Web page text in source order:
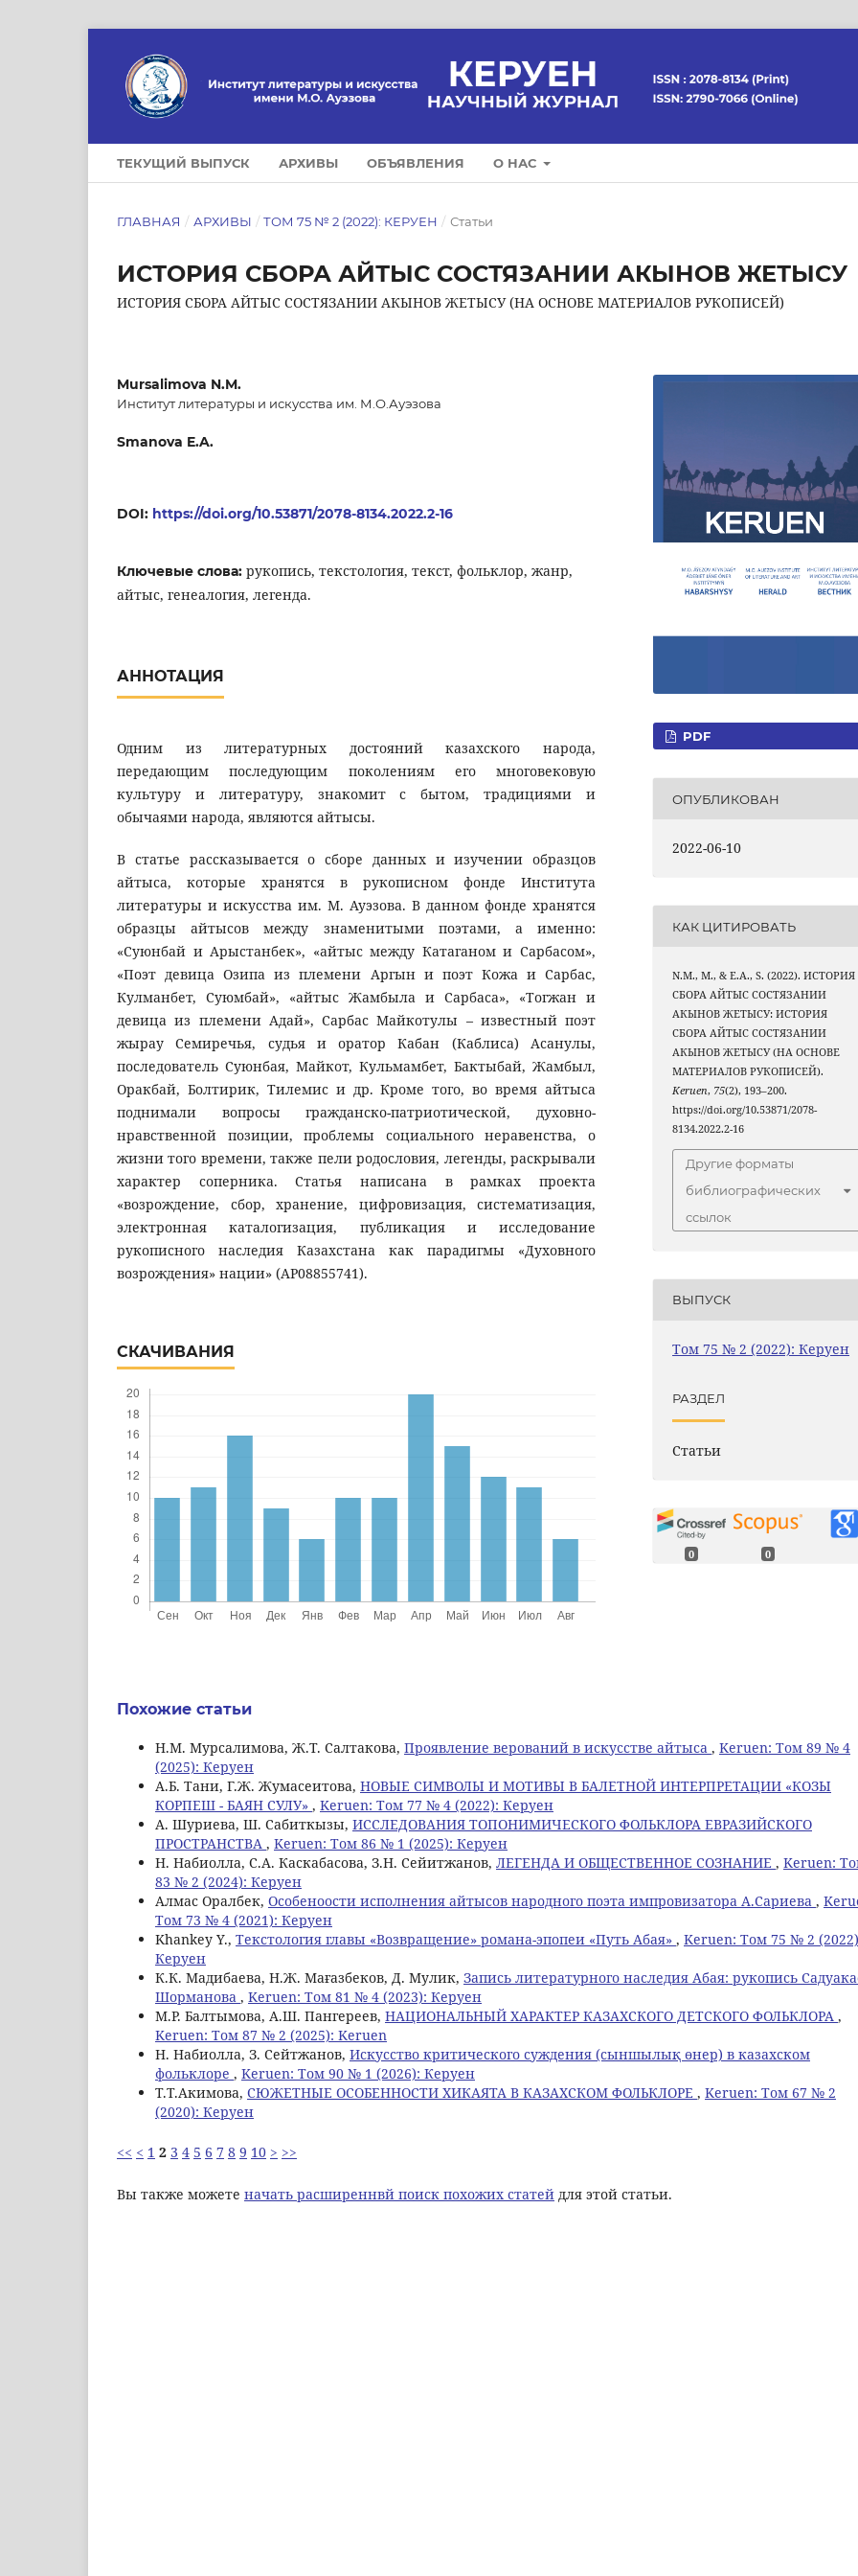
ТЕКУЩИЙ ВЫПУСК АРХИВЫ ОБЪЯВЛЕНИЯ О НАС
ГЛАВНАЯ / АРХИВЫ / ТОМ 75 № 2 (2022): КЕРУЕН / Статьи
ИСТОРИЯ СБОРА АЙТЫС СОСТЯЗАНИИ АКЫНОВ ЖЕТЫСУ
ИСТОРИЯ СБОРА АЙТЫС СОСТЯЗАНИИ АКЫНОВ ЖЕТЫСУ (НА ОСНОВЕ МАТЕРИАЛОВ РУКОПИСЕЙ)
Mursalimova N.M.
Институт литературы и искусства им. М.О.Ауэзова
Smanova E.A.
DOI: https://doi.org/10.53871/2078-8134.2022.2-16
Ключевые слова: рукопись, текстология, текст, фольклор, жанр,
айтыс, генеалогия, легенда.
АННОТАЦИЯ
Одним из литературных достояний казахского народа,
передающим последующим поколениям его многовековую
культуру и литературу, знакомит с бытом, традициями и
обычаями народа, являются айтысы.
В статье рассказывается о сборе данных и изучении образцов
айтыса, которые хранятся в рукописном фонде Института
литературы и искусства им. М. Ауэзова. В данном фонде хранятся
образцы айтысов между знаменитыми поэтами, а именно:
«Суюнбай и Арыстанбек», «айтыс между Катаганом и Сарбасом»,
«Поэт девица Озипа из племени Аргын и поэт Кожа и Сарбас,
Кулманбет, Суюмбай», «айтыс Жамбыла и Сарбаса», «Тогжан и
девица из племени Адай», Сарбас Майкотулы – известный поэт
жырау Семиречья, судья и оратор Кабан (Каблиса) Асанулы,
последователь Суюнбая, Майкот, Кульмамбет, Бактыбай, Жамбыл,
Оракбай, Болтирик, Тилемис и др. Кроме того, во время айтыса
поднимали вопросы гражданско-патриотической, духовно-
нравственной позиции, проблемы социального неравенства, о
жизни того времени, также пели родословия, легенды, раскрывали
характер соперника. Статья написана в рамках проекта
«возрождение, сбор, хранение, цифровизация, систематизация,
электронная каталогизация, публикация и исследование
рукописного наследия Казахстана как парадигмы «Духовного
возрождения» нации» (АP08855741).
СКАЧИВАНИЯ
PDF
ОПУБЛИКОВАН
2022-06-10
КАК ЦИТИРОВАТЬ
N.M., M., & E.A., S. (2022). ИСТОРИЯ
СБОРА АЙТЫС СОСТЯЗАНИИ
АКЫНОВ ЖЕТЫСУ: ИСТОРИЯ
СБОРА АЙТЫС СОСТЯЗАНИИ
АКЫНОВ ЖЕТЫСУ (НА ОСНОВЕ
МАТЕРИАЛОВ РУКОПИСЕЙ).
Keruen, 75(2), 193–200.
https://doi.org/10.53871/2078-
8134.2022.2-16
Другие форматы
библиографических
ссылок
ВЫПУСК
Том 75 № 2 (2022): Керуен
РАЗДЕЛ
Статьи
0 0
Похожие статьи
Н.М. Мурсалимова, Ж.Т. Салтакова, Проявление верований в искусстве айтыса , Keruen: Том 89 № 4
(2025): Керуен
A.Б. Tани, Г.Ж. Жумасеитова, НОВЫЕ СИМВОЛЫ И МОТИВЫ В БАЛЕТНОЙ ИНТЕРПРЕТАЦИИ «КОЗЫ
КОРПЕШ - БАЯН СУЛУ» , Keruen: Том 77 № 4 (2022): Керуен
А. Шуриева, Ш. Сабиткызы, ИССЛЕДОВАНИЯ ТОПОНИМИЧЕСКОГО ФОЛЬКЛОРА ЕВРАЗИЙСКОГО
ПРОСТРАНСТВА , Keruen: Том 86 № 1 (2025): Керуен
Н. Набиолла, C.А. Каскабасова, З.Н. Сейитжанов, ЛЕГЕНДА И ОБЩЕСТВЕННОЕ СОЗНАНИЕ , Keruen:
83 № 2 (2024): Керуен
Алмас Оралбек, Особеноости исполнения айтысов народного поэта импровизатора А.Сариева ,
Том 73 № 4 (2021): Керуен
Khankey Y., Текстология главы «Возвращение» романа-эпопеи «Путь Абая» , Keruen: Том 75 № 2
Керуен
К.К. Мадибаева, Н.Ж. Мағазбеков, Д. Мулик, Запись литературного наследия Абая: рукопись
Шорманова , Keruen: Том 81 № 4 (2023): Керуен
М.Р. Балтымова, А.Ш. Пангереев, НАЦИОНАЛЬНЫЙ ХАРАКТЕР КАЗАХСКОГО ДЕТСКОГО ФОЛЬКЛОРА ,
Keruen: Том 87 № 2 (2025): Keruen
Н. Набиолла, З. Сейтжанов, Искусство критического суждения (сыншылық өнер) в казахском
фольклоре , Keruen: Том 90 № 1 (2026): Керуен
Т.Т.Акимова, СЮЖЕТНЫЕ ОСОБЕННОСТИ ХИКАЯТА В КАЗАХСКОМ ФОЛЬКЛОРЕ , Keruen: Том 67 № 2
(2020): Керуен
<< < 1 2 3 4 5 6 7 8 9 10 > >>
Вы также можете начать расширеннвй поиск похожих статей для этой статьи.